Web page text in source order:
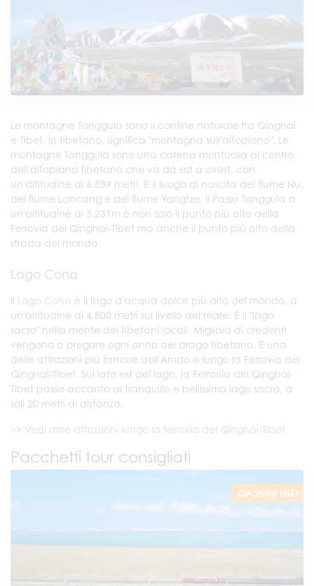
Le montagne Tanggula sono il confine naturale tra Qinghai
e Tibet. In tibetano, significa "montagna sull'altopiano". Le
montagne Tanggula sono una catena montuosa al centro
dell'altopiano tibetano che va da est a ovest, con
un'altitudine di 6.839 metri. È il luogo di nascita del fiume Nu,
del fiume Lancang e del fiume Yangtze. Il Passo Tanggula a
un'altitudine di 5.231m è non solo il punto più alto della
Ferrovia del Qinghai-Tibet ma anche il punto più alto della
strada del mondo.
Lago Cona
Il Lago Cona è il lago d'acqua dolce più alto del mondo, a
un'altitudine di 4.800 metri sul livello del mare. È il "lago
sacro" nella mente dei tibetani locali. Migliaia di credenti
vengono a pregare ogni anno del drago tibetano. È una
delle attrazioni più famose dell'Amdo e lungo la Ferrovia del
Qinghai-Tibet. Sul lato est del lago, la Ferrovia del Qinghai-
Tibet passa accanto al tranquillo e bellissimo lago sacro, a
soli 20 metri di distanza.
>> Vedi altre attrazioni lungo la ferrovia del Qinghai-Tibet
Pacchetti tour consigliati
DA 2988 USD